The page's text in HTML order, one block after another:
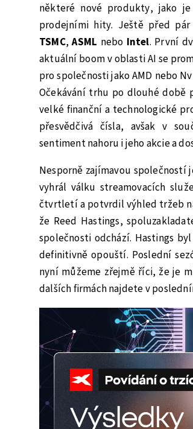
některé nové produkty, jako
prodejními hity. Ještě před
TSMC,ASML nebo Intel. První
aktuální boom v oblasti AI se
pro společnosti jako AMD nebo
Očekávání trhu po dlouhé
velké finanční a technologické
přesvědčivá čísla, avšak v
sentiment nahoru i jeho akcie a
Nesporně zajímavou společností
vyhrál válku streamovacích
čtvrtletí a potvrdil výhled tržeb
že Reed Hastings,
společnosti odchází. Hastings
definitivně opouští. Poslední
nyní můžeme zřejmě říci, že je
dalších firmách najdete v